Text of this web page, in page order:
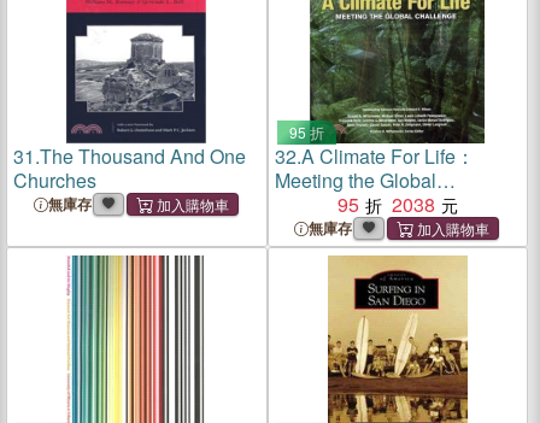
31.The Thousand And One
Churches
無庫存
95 折
32.A Climate For Life：
Meeting the Global
Challenge
95 2038
無庫存